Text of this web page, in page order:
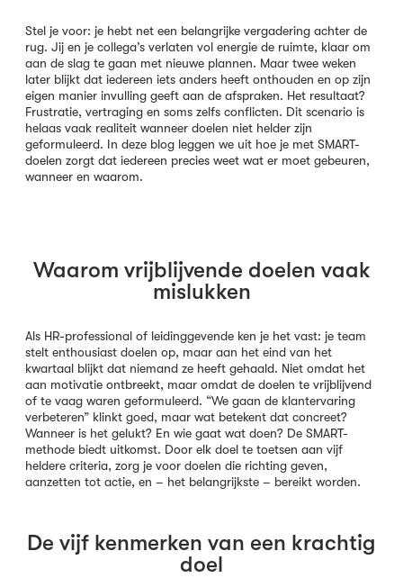
Stel je voor: je hebt net een belangrijke vergadering achter de
rug. Jij en je collega’s verlaten vol energie de ruimte, klaar om
aan de slag te gaan met nieuwe plannen. Maar twee weken
later blijkt dat iedereen iets anders heeft onthouden en op zijn
eigen manier invulling geeft aan de afspraken. Het resultaat?
Frustratie, vertraging en soms zelfs conflicten. Dit scenario is
helaas vaak realiteit wanneer doelen niet helder zijn
geformuleerd. In deze blog leggen we uit hoe je met SMART-
doelen zorgt dat iedereen precies weet wat er moet gebeuren,
wanneer en waarom.
Waarom vrijblijvende doelen vaak
mislukken
Als HR-professional of leidinggevende ken je het vast: je team
stelt enthousiast doelen op, maar aan het eind van het
kwartaal blijkt dat niemand ze heeft gehaald. Niet omdat het
aan motivatie ontbreekt, maar omdat de doelen te vrijblijvend
of te vaag waren geformuleerd. “We gaan de klantervaring
verbeteren” klinkt goed, maar wat betekent dat concreet?
Wanneer is het gelukt? En wie gaat wat doen? De SMART-
methode biedt uitkomst. Door elk doel te toetsen aan vijf
heldere criteria, zorg je voor doelen die richting geven,
aanzetten tot actie, en – het belangrijkste – bereikt worden.
De vijf kenmerken van een krachtig
doel